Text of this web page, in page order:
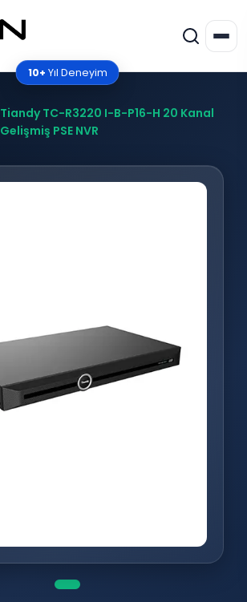
10+ Yıl Deneyim
Tiandy TC-R3220 I-B-P16-H 20 Kanal
Gelişmiş PSE NVR